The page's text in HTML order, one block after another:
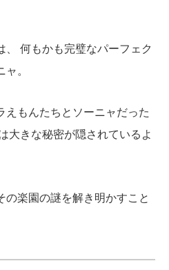
、 何もかも完璧なパーフェク
。
えもんたちとソーニャだった
大きな秘密が隠されているよ
の楽園の謎を解き明かすこと